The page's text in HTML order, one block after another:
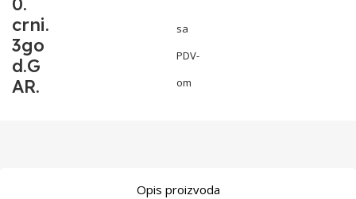
crni.
3go
d.G
AR.
sa
PDV-
om
Opis proizvoda